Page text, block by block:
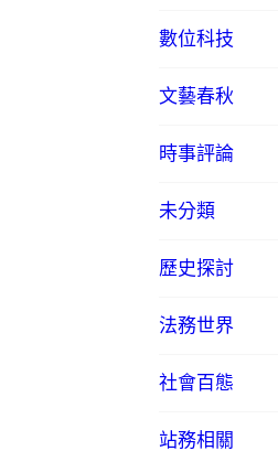
數位科技
文藝春秋
時事評論
未分類
歷史探討
法務世界
社會百態
站務相關